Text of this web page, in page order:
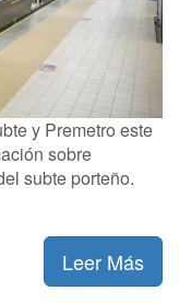
y Premetro este
sobre
subte porteño.
Leer Más